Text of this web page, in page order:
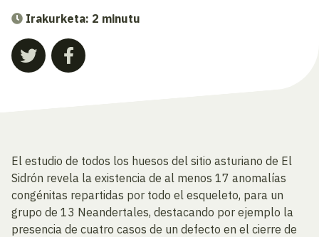
Irakurketa: 2 minutu
El estudio de todos los huesos del sitio asturiano de El
Sidrón revela la existencia de al menos 17 anomalías
congénitas repartidas por todo el esqueleto, para un
grupo de 13 Neandertales, destacando por ejemplo la
presencia de cuatro casos de un defecto en el cierre de